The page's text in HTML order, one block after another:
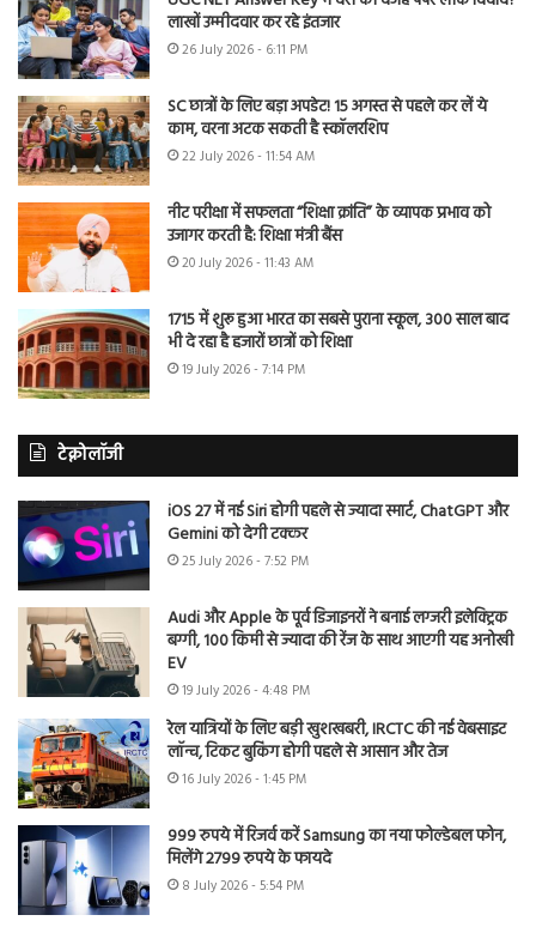
लाखों उम्मीदवार कर रहे इंतजार
26 July 2026 - 6:11 PM
SC छात्रों के लिए बड़ा अपडेट! 15 अगस्त से पहले कर लें ये
काम, वरना अटक सकती है स्कॉलरशिप
22 July 2026 - 11:54 AM
नीट परीक्षा में सफलता “शिक्षा क्रांति” के व्यापक प्रभाव को
उजागर करती है: शिक्षा मंत्री बैंस
20 July 2026 - 11:43 AM
1715 में शुरू हुआ भारत का सबसे पुराना स्कूल, 300 साल बाद
भी दे रहा है हजारों छात्रों को शिक्षा
19 July 2026 - 7:14 PM
टेक्नोलॉजी
iOS 27 में नई Siri होगी पहले से ज्यादा स्मार्ट, ChatGPT और
Gemini को देगी टक्कर
25 July 2026 - 7:52 PM
Audi और Apple के पूर्व डिजाइनरों ने बनाई लग्जरी इलेक्ट्रिक
बग्गी, 100 किमी से ज्यादा की रेंज के साथ आएगी यह अनोखी
EV
19 July 2026 - 4:48 PM
रेल यात्रियों के लिए बड़ी खुशखबरी, IRCTC की नई वेबसाइट
लॉन्च, टिकट बुकिंग होगी पहले से आसान और तेज
16 July 2026 - 1:45 PM
999 रुपये में रिजर्व करें Samsung का नया फोल्डेबल फोन,
मिलेंगे 2799 रुपये के फायदे
8 July 2026 - 5:54 PM